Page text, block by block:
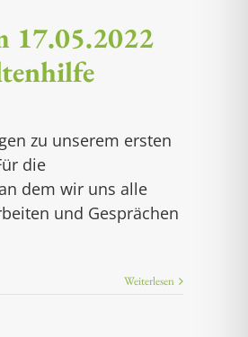
17.05.2022
zu unserem ersten
die
dem wir uns alle
und Gesprächen
Weiterlesen